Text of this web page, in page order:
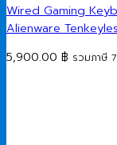
Wired Gaming
Alienware
5,900.00 ฿ รวมภาษี